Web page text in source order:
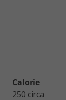
Calorie
250 circa